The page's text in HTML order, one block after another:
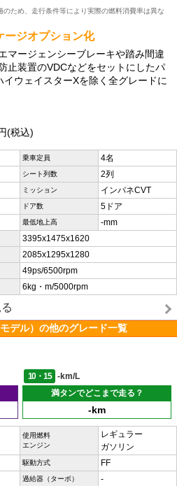
ため、走行条件等により実際の燃料消費率は異な
ージオプション化
マージェンシーブレーキや踏み間違
止装置のVDCなどをセットにしたパ
ウェイスターXを除く全グレードに
(税込)
乗車定員 4名
シート列数 2列
ミッション インパネCVT
ドア数 5ドア
最低地上高 -mm
3395x1475x1620
2085x1295x1280
49ps/6500rpm
6kg・m/5000rpm
デル）の他のグレード一覧
10・15
-km/L
満タンでどこまで走る？
-km
使用燃料
エンジン
レギュラー
ガソリン
駆動方式 FF
過給器（ターボ） -